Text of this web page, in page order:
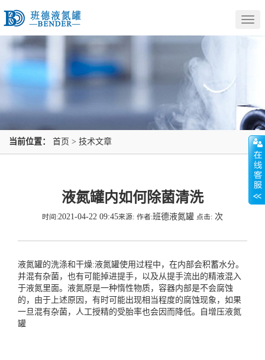
当前位置： 首页 > 技术文章
液氮罐内如何除菌清洗
时间:2021-04-22 09:45来源: 作者:班德液氮罐 点击: 次
液氮罐的洗涤和干燥:液氮罐使用过程中，在内部会积蓄水分。
并混有杂菌，也有可能掉进提手，以及从提手流出的精液混入
于液氮里面。液氮原是一种惰性物质，容器内部是不会腐蚀
的，由于上述原因，有时可能出现相当程度的腐蚀现象，如果
一旦混有杂菌，人工授精的受胎率也会因而降低。
自增压液氮
罐